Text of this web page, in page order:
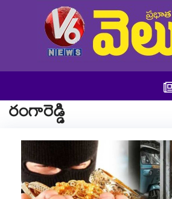
రంగారెడ్డి